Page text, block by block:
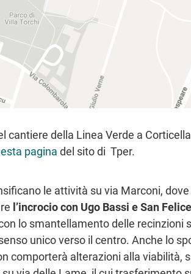
cantiere della Linea Verde a
pagina del sito di Tper.
le attività su via Marconi,
l’incrocio con Ugo Bassi e San Felice
lo smantellamento delle recinzioni
unico verso il centro. Anche lo
comporterà alterazioni alla viabilità,